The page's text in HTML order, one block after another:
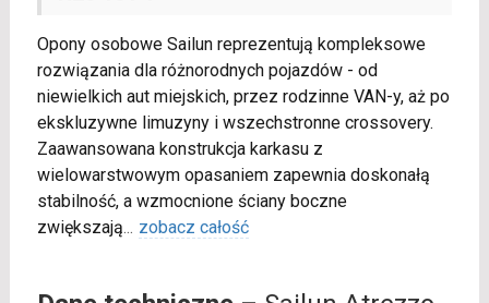
Opony osobowe Sailun reprezentują kompleksowe
rozwiązania dla różnorodnych pojazdów - od
niewielkich aut miejskich, przez rodzinne VAN-y, aż po
ekskluzywne limuzyny i wszechstronne crossovery.
Zaawansowana konstrukcja karkasu z
wielowarstwowym opasaniem zapewnia doskonałą
stabilność, a wzmocnione ściany boczne
zwiększają... zobacz całość